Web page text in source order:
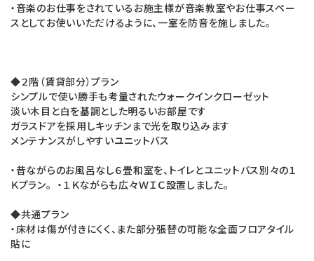
・音楽のお仕事をされているお施主様が音楽教室やお仕事スペー
スとしてお使いいただけるように、一室を防音を施しました。
◆２階（賃貸部分）プラン
シンプルで使い勝手も考量されたウォークインクローゼット
淡い木目と白を基調とした明るいお部屋です
ガラスドアを採用しキッチンまで光を取り込みます
メンテナンスがしやすいユニットバス
・昔ながらのお風呂なし６畳和室を、トイレとユニットバス別々の１
Ｋプラン。 ・１Ｋながらも広々ＷＩＣ設置しました。
◆共通プラン
・床材は傷が付きにくく、また部分張替の可能な全面フロアタイル
貼に